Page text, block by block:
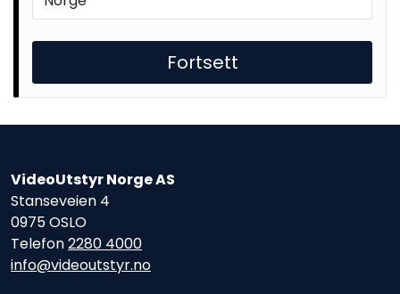
Fortsett
VideoUtstyr Norge AS
Stanseveien 4
0975 OSLO
Telefon2280 4000
info@videoutstyr.no